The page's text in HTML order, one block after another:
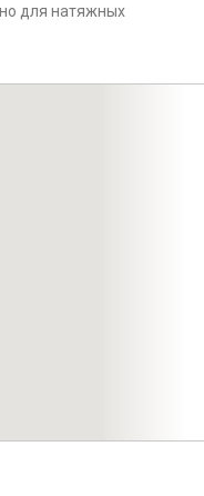
для натяжных